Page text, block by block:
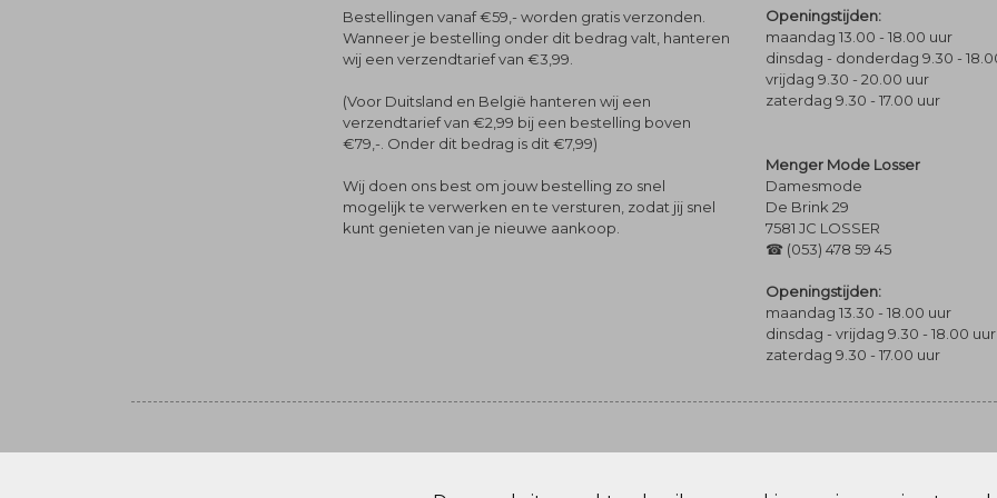
Bestellingen vanaf €59,- worden gratis verzonden.
Wanneer je bestelling onder dit bedrag valt, hanteren
wij een verzendtarief van €3,99.
(Voor Duitsland en België hanteren wij een
verzendtarief van €2,99 bij een bestelling boven
€79,-. Onder dit bedrag is dit €7,99)
Wij doen ons best om jouw bestelling zo snel
mogelijk te verwerken en te versturen, zodat jij snel
kunt genieten van je nieuwe aankoop.
Openingstijden:
maandag 13.00 - 18.00 uur
dinsdag - donderdag 9.30 -
vrijdag 9.30 - 20.00 uur
zaterdag 9.30 - 17.00 uur
Menger Mode Losser
Damesmode
De Brink 29
7581 JC LOSSER
☎ (053) 478 59 45
Openingstijden:
maandag 13.30 - 18.00 uur
dinsdag - vrijdag 9.30 - 18.00 uur
zaterdag 9.30 - 17.00 uur